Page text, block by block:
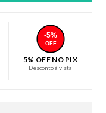
-5%
OFF
5% OFF NO PIX
Desconto à vista